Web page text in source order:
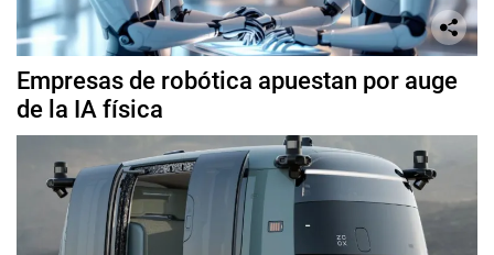
Empresas de robótica apuestan por auge
de la IA física